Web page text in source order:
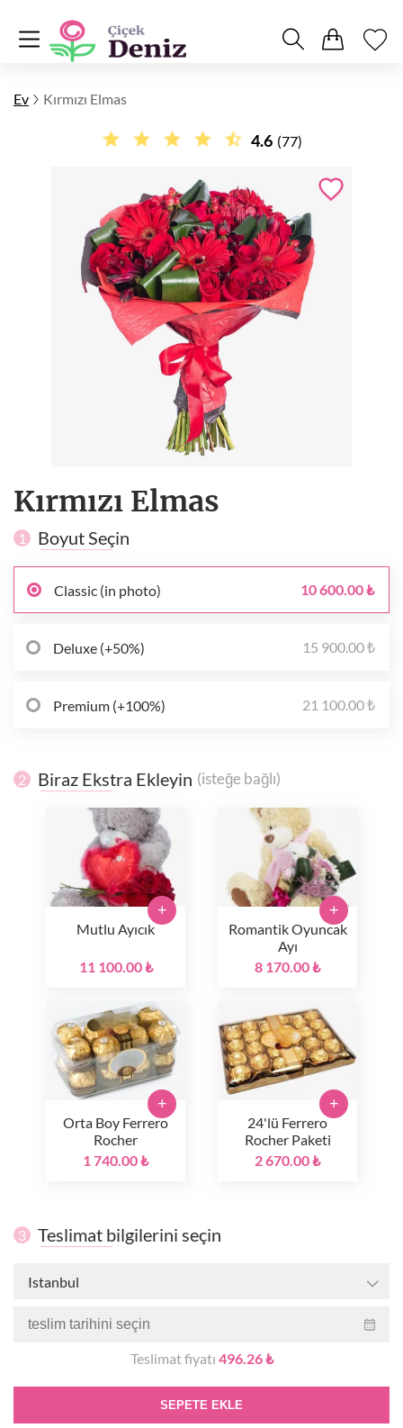
Ev Kırmızı Elmas
4.6 (77)
Kırmızı Elmas
1 Boyut Seçin
Classic (in photo) 10 600.00 ₺
Deluxe (+50%) 15 900.00 ₺
Premium (+100%) 21 100.00 ₺
2 Biraz Ekstra Ekleyin (isteğe bağlı)
Mutlu Ayıcık
11 100.00 ₺
+
Romantik Oyuncak
Ayı
8 170.00 ₺
+
Orta Boy Ferrero
Rocher
1 740.00 ₺
+
24'lü Ferrero
Rocher Paketi
2 670.00 ₺
+
3 Teslimat bilgilerini seçin
Istanbul
Teslimat fiyatı 496.26 ₺
SEPETE EKLE